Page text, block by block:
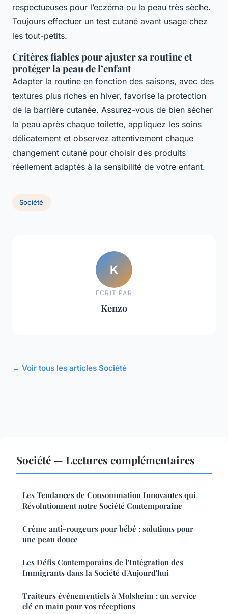
respectueuses pour l’eczéma ou la peau très sèche.
Toujours effectuer un test cutané avant usage chez
les tout-petits.
Critères fiables pour ajuster sa routine et
protéger la peau de l’enfant
Adapter la routine en fonction des saisons, avec des
textures plus riches en hiver, favorise la protection
de la barrière cutanée. Assurez-vous de bien sécher
la peau après chaque toilette, appliquez les soins
délicatement et observez attentivement chaque
changement cutané pour choisir des produits
réellement adaptés à la sensibilité de votre enfant.
Société
K
ECRIT PAR
Kenzo
← Voir tous les articles Société
Société — Lectures complémentaires
Les Tendances de Consommation Innovantes qui
Révolutionnent notre Société Contemporaine
Crème anti-rougeurs pour bébé : solutions pour
une peau douce
Les Défis Contemporains de l'Intégration des
Immigrants dans la Société d'Aujourd'hui
Traiteurs événementiels à Molsheim : un service
clé en main pour vos réceptions